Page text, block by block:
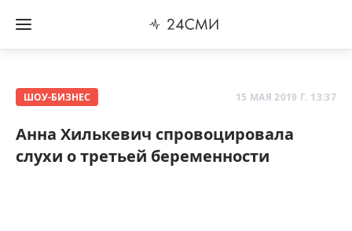
ШОУ-БИЗНЕС 15 МАЯ 2019 Г. 13:37
Анна Хилькевич спровоцировала
слухи о третьей беременности